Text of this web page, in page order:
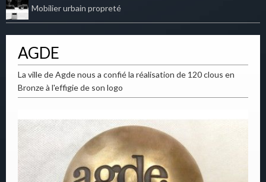
Mobilier urbain propreté
AGDE
La ville de Agde nous a confié la réalisation de 120 clous en
Bronze à l'effigie de son logo